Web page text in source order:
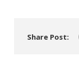
Share Post: